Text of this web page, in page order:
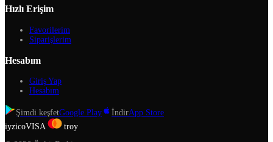
Hızlı Erişim
Favorilerim
Siparişlerim
Hesabım
Giriş Yap
Hesabım
Şimdi keşfetGoogle Play İndirApp Store
iyzicoVISA
troy